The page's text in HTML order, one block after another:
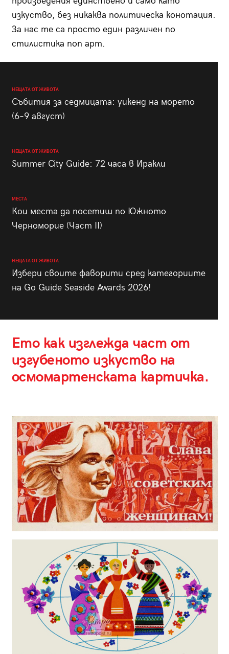
изкуство, без никаква политическа конотация.
За нас те са просто един различен по
стилистика поп арт.
НЕЩАТА ОТ ЖИВОТА
Събития за седмицата: уикенд на морето
(6–9 август)
НЕЩАТА ОТ ЖИВОТА
Summer City Guide: 72 часа в Иракли
МЕСТА
Кои места да посетиш по Южното
Черноморие (Част II)
НЕЩАТА ОТ ЖИВОТА
Избери своите фаворити сред категориите
на Go Guide Seaside Awards 2026!
Ето как изглежда част от
изгубеното изкуство на
осмомартенската картичка.